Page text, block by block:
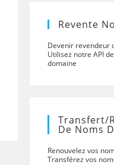
Revente
Devenir revendeur
Utilisez notre API
domaine
Transfert/
De Noms
Renouvelez vos
Transférez vos